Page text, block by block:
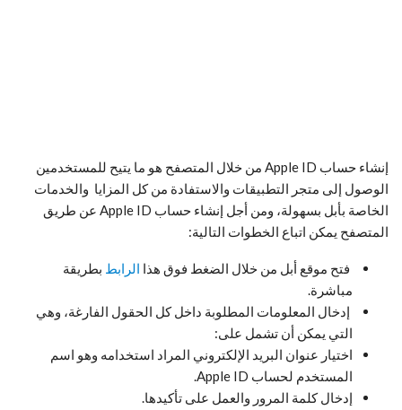
إنشاء حساب Apple ID من خلال المتصفح هو ما يتيح للمستخدمين
الوصول إلى متجر التطبيقات والاستفادة من كل المزايا والخدمات
الخاصة بأبل بسهولة، ومن أجل إنشاء حساب Apple ID عن طريق
المتصفح يمكن اتباع الخطوات التالية:
فتح موقع أبل من خلال الضغط فوق هذا الرابط بطريقة
مباشرة.
إدخال المعلومات المطلوبة داخل كل الحقول الفارغة، وهي
التي يمكن أن تشمل على:
اختيار عنوان البريد الإلكتروني المراد استخدامه وهو اسم
المستخدم لحساب Apple ID.
إدخال كلمة المرور والعمل على تأكيدها.